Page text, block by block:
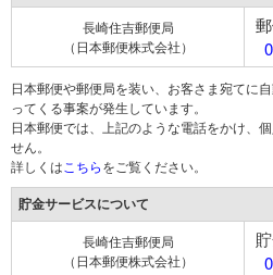
長崎住吉郵便局
（日本郵便株式会社）
日本郵便や郵便局を装い、お客さま宛てに
ってくる事案が発生しています。
日本郵便では、上記のような電話をかけ、
せん。
詳しくは こちらをご覧ください。
貯金サービスについて
長崎住吉郵便局
（日本郵便株式会社）